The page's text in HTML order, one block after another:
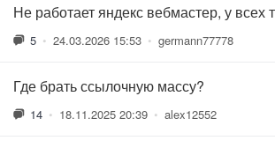
Не работает яндекс вебмастер, у всех
5 • 24.03.2026 15:53 • germann77778
Где брать ссылочную массу?
14 • 18.11.2025 20:39 • alex12552